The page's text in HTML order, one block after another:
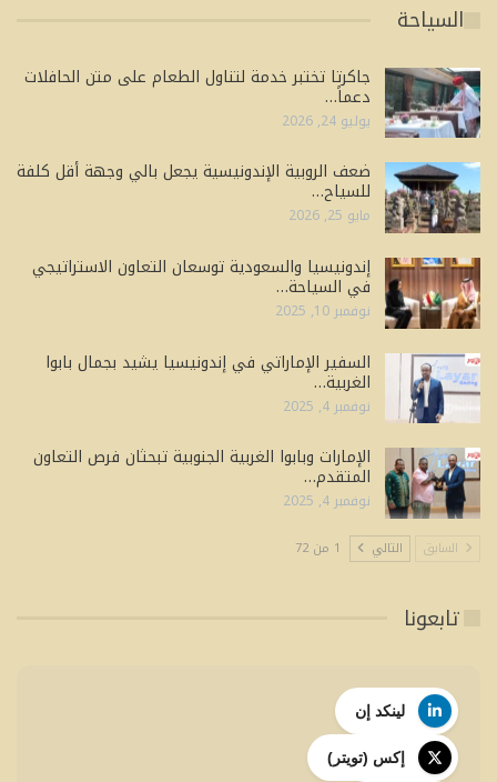
السياحة
جاكرتا تختبر خدمة لتناول الطعام على متن الحافلات
دعماً…
يوليو 24, 2026
ضعف الروبية الإندونيسية يجعل بالي وجهة أقل كلفة
للسياح…
مايو 25, 2026
إندونيسيا والسعودية توسعان التعاون الاستراتيجي
في السياحة…
نوفمبر 10, 2025
السفير الإماراتي في إندونيسيا يشيد بجمال بابوا
الغربية…
نوفمبر 4, 2025
الإمارات وبابوا الغربية الجنوبية تبحثان فرص التعاون
المتقدم…
نوفمبر 4, 2025
السابق التالي 1 من 72
تابعونا
لينكد إن
إكس (تويتر)